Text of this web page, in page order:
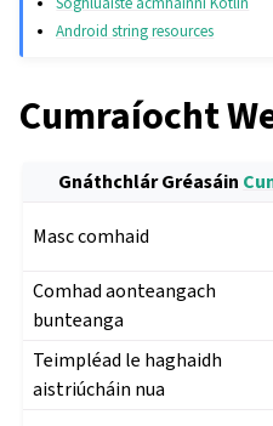
Android string resources
Cumraíocht
Gnáthchlár Gréasáin
Masc comhaid
Comhad aonteangach
bunteanga
Teimpléad le haghaidh
aistriúcháin nua